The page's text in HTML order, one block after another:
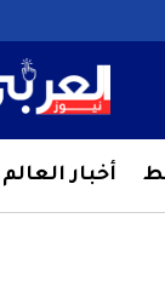
أخبار العالم